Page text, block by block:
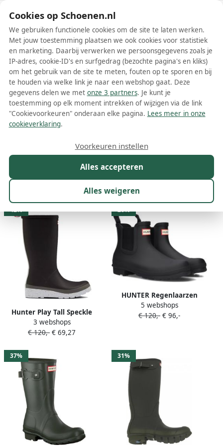
Schoenen.nl
Wis filters Alle filters
Hunter dames boots
Meer lezen
Kleur Prijs
57 resultaten:
42%
Hunter Play Tall Speckle
Sole Wellington Boots WMS
Regenlaarzen Dames
3 webshops
€ 120,- € 69,27
20%
HUNTER Regenlaarzen
Dames Womens Original
Chelsea Maat: 37 Materiaal:
5 webshops
€ 120,- € 96,-
37% 31%
Cookies op Schoenen.nl
We gebruiken functionele cookies om de site te laten werken.
Met jouw toestemming plaatsen we ook cookies voor statistiek
en marketing. Daarbij verwerken we persoonsgegevens zoals je
IP-adres, cookie-ID's en surfgedrag (bezochte pagina's en kliks)
om het gebruik van de site te meten, fouten op te sporen en bij
te houden via welke link je naar een webshop gaat. Deze
gegevens delen we met onze 3 partners. Je kunt je
toestemming op elk moment intrekken of wijzigen via de link
"Cookievoorkeuren" onderaan elke pagina. Lees meer in onze
cookieverklaring.
Alles accepteren
Alles weigeren
Voorkeuren instellen